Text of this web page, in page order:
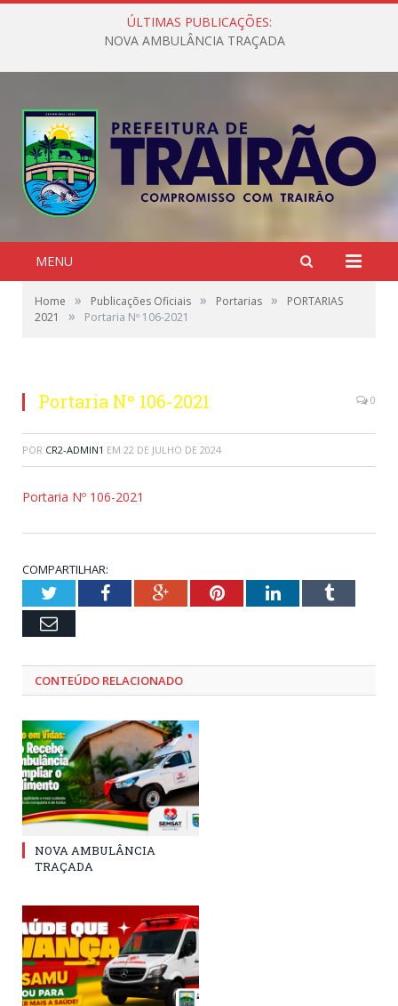
ÚLTIMAS PUBLICAÇÕES:
NOVA AMBULÂNCIA TRAÇADA
MENU
Home » Publicações Oficiais » Portarias »
PORTARIAS
2021
» Portaria Nº 106-2021
Portaria Nº 106-2021 0
POR CR2-ADMIN1 EM 22 DE JULHO DE 2024
Portaria Nº 106-2021
COMPARTILHAR:
TwitterFacebookGoogle+PinterestLinkedInTumblr
Email
CONTEÚDO RELACIONADO
NOVA AMBULÂNCIA
TRAÇADA